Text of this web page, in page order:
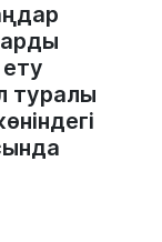
туралы